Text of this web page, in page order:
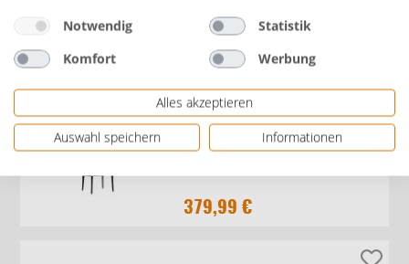
369,99 €
Jardin Garten-Essgruppe Aruba +
Elise 4 Personen Kunststoff
graphit/kobalt
379,99 €
Notwendig
Statistik
Komfort
Werbung
Alles akzeptieren
Auswahl speichern
Informationen